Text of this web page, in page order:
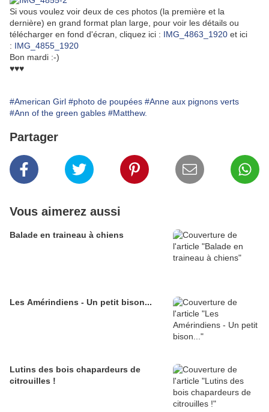
Si vous voulez voir deux de ces photos (la première et la
dernière) en grand format plan large, pour voir les détails ou
télécharger en fond d'écran, cliquez ici : IMG_4863_1920 et ici
: IMG_4855_1920
Bon mardi :-)
♥♥♥
#American Girl #photo de poupées #Anne aux pignons verts
#Ann of the green gables #Matthew.
Partager
Vous aimerez aussi
Balade en traineau à chiens
Les Amérindiens - Un petit bison...
Lutins des bois chapardeurs de
citrouilles !